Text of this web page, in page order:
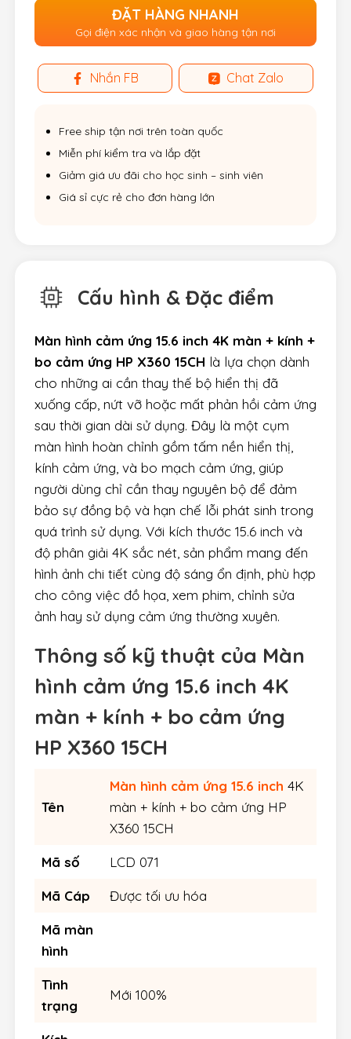
ĐẶT HÀNG NHANH
Gọi điện xác nhận và giao hàng tận nơi
Nhắn FB Chat Zalo
Free ship tận nơi trên toàn quốc
Miễn phí kiểm tra và lắp đặt
Giảm giá ưu đãi cho học sinh – sinh viên
Giá sỉ cực rẻ cho đơn hàng lớn
Cấu hình & Đặc điểm
Màn hình cảm ứng 15.6 inch 4K màn + kính +
bo cảm ứng HP X360 15CH là lựa chọn dành
cho những ai cần thay thế bộ hiển thị đã
xuống cấp, nứt vỡ hoặc mất phản hồi cảm ứng
sau thời gian dài sử dụng. Đây là một cụm
màn hình hoàn chỉnh gồm tấm nền hiển thị,
kính cảm ứng, và bo mạch cảm ứng, giúp
người dùng chỉ cần thay nguyên bộ để đảm
bảo sự đồng bộ và hạn chế lỗi phát sinh trong
quá trình sử dụng. Với kích thước 15.6 inch và
độ phân giải 4K sắc nét, sản phẩm mang đến
hình ảnh chi tiết cùng độ sáng ổn định, phù hợp
cho công việc đồ họa, xem phim, chỉnh sửa
ảnh hay sử dụng cảm ứng thường xuyên.
Thông số kỹ thuật của Màn
hình cảm ứng 15.6 inch 4K
màn + kính + bo cảm ứng
HP X360 15CH
Tên
Màn hình cảm ứng 15.6 inch 4K
màn + kính + bo cảm ứng HP
X360 15CH
Mã số LCD 071
Mã Cáp Được tối ưu hóa
Mã màn
hình
Tình
trạng
Mới 100%